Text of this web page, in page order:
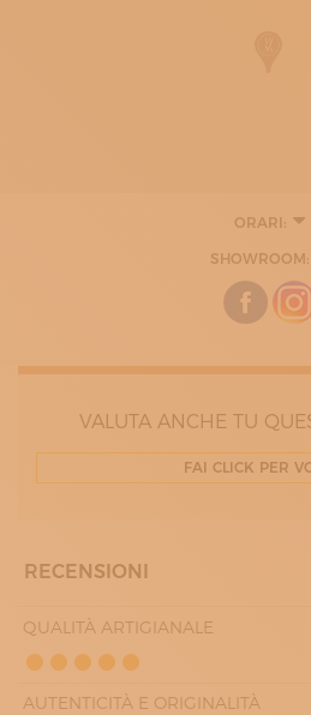
ORARI:
VALUTA ANCHE TU
FAI CLICK PER
RECENSIONI
QUALITÀ ARTIGIANALE
AUTENTICITÀ E ORIGINALITÀ